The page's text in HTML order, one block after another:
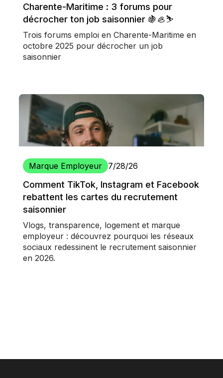
Charente-Maritime : 3 forums pour
décrocher ton job saisonnier 🍇🦪⛷️
Trois forums emploi en Charente-Maritime en
octobre 2025 pour décrocher un job
saisonnier
Marque Employeur 7/28/26
Comment TikTok, Instagram et Facebook
rebattent les cartes du recrutement
saisonnier
Vlogs, transparence, logement et marque
employeur : découvrez pourquoi les réseaux
sociaux redessinent le recrutement saisonnier
en 2026.